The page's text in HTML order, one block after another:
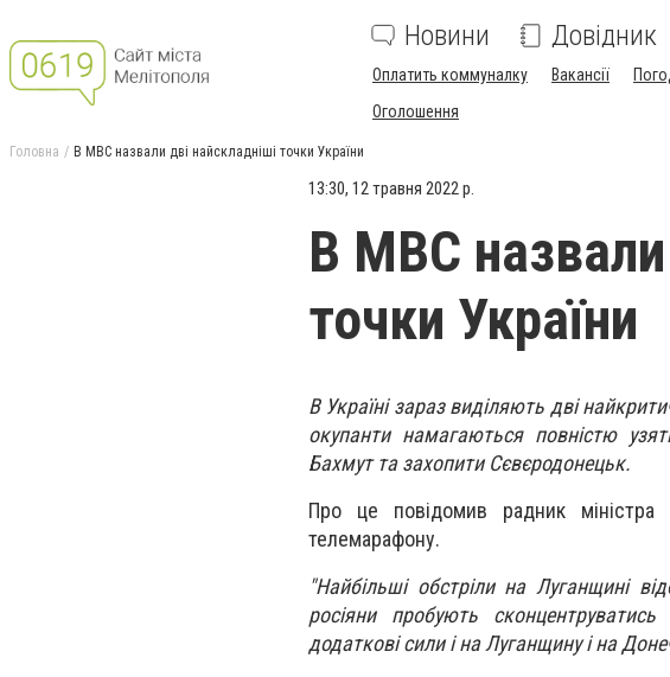
Новини Довідник
Оплатить коммуналку Вакансії
Оголошення
Головна В МВС назвали дві найскладніші точки України
13:30, 12 травня 2022 р.
В МВС назвали
точки України
В Україні зараз виділяють дві
окупанти намагаються повністю
Бахмут та захопити Сєвєродонецьк.
Про це повідомив радник міністра
телемарафону.
"Найбільші обстріли на Луганщині
росіяни пробують
додаткові сили і на Луганщину і на